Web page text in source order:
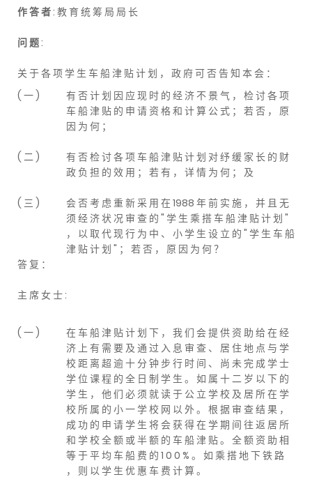
作 答 者: 教 育 统 筹 局 局 长
问 题:
关 于 各 项 学 生 车 船 津 贴 计 划 ， 政 府 可 否 告 知 本 会 ：
( 一 )
有 否 计 划 因 应 现 时 的 经 济 不 景 气 ， 检 讨 各 项
车 船 津 贴 的 申 请 资 格 和 计 算 公 式 ； 若 否 ， 原
因 为 何 ；
( 二 )
有 否 检 讨 各 项 车 船 津 贴 计 划 对 纾 缓 家 长 的 财
政 负 担 的 效 用 ； 若 有 ， 详 情 为 何 ； 及
( 三 )
会 否 考 虑 重 新 采 用 在 1988 年 前 实 施 ， 并 且 无
须 经 济 状 况 审 查 的 " 学 生 乘 搭 车 船 津 贴 计 划 "
， 以 取 代 现 行 为 中 、 小 学 生 设 立 的 " 学 生 车 船
津 贴 计 划 " ； 若 否 ， 原 因 为 何 ？
答 复 ：
主 席 女 士 :
( 一 )
在 车 船 津 贴 计 划 下 ， 我 们 会 提 供 资 助 给 在 经
济 上 有 需 要 及 通 过 入 息 审 查 、 居 住 地 点 与 学
校 距 离 超 逾 十 分 钟 步 行 时 间 、 尚 未 完 成 学 士
学 位 课 程 的 全 日 制 学 生 。 如 属 十 二 岁 以 下 的
学 生 ， 他 们 必 须 就 读 于 公 立 学 校 及 居 所 在 学
校 所 属 的 小 一 学 校 网 以 外 。 根 据 审 查 结 果 ，
成 功 的 申 请 学 生 将 会 获 得 在 学 期 间 往 返 居 所
和 学 校 全 额 或 半 额 的 车 船 津 贴 。 全 额 资 助 相
等 于 平 均 车 船 费 的 1 0 0 % 。 如 乘 搭 地 下 铁 路
， 则 以 学 生 优 惠 车 费 计 算 。